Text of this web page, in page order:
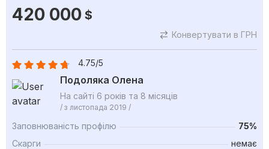
420 000 $
Конвертувати в ГРН
4.75/5
Подоляка Олена
На сайті 6 років та 8 місяців
/ з листопада 2019 /
Заповнюваність профілю
75%
Скарги
немає